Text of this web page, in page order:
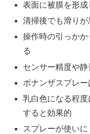
表面に被膜を形
清掃後でも滑り
操作時の引っか
る
センサー精度や
ボナンザスプレ
乳白色になる程
すると効果的
スプレーが使い